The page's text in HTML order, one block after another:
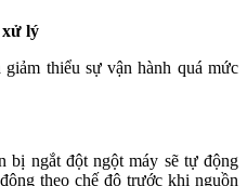
xử lý
thiểu sự vận hành quá mức
bị ngắt đột ngột máy sẽ tự động
theo chế độ trước khi nguồn